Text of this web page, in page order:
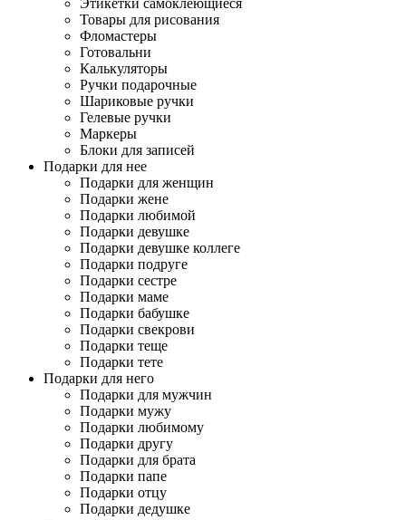
Этикетки самоклеющиеся
Товары для рисования
Фломастеры
Готовальни
Калькуляторы
Ручки подарочные
Шариковые ручки
Гелевые ручки
Маркеры
Блоки для записей
Подарки для нее
Подарки для женщин
Подарки жене
Подарки любимой
Подарки девушке
Подарки девушке коллеге
Подарки подруге
Подарки сестре
Подарки маме
Подарки бабушке
Подарки свекрови
Подарки теще
Подарки тете
Подарки для него
Подарки для мужчин
Подарки мужу
Подарки любимому
Подарки другу
Подарки для брата
Подарки папе
Подарки отцу
Подарки дедушке